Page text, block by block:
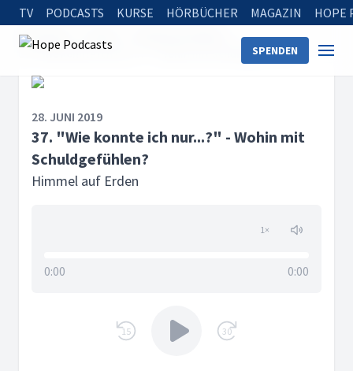
TV PODCASTS KURSE HÖRBÜCHER MAGAZIN HOPE
SPENDEN
Startseite
37. "Wie konnte ich nur...?" - Wohin mit Schuldgefühlen?
28. JUNI 2019
37. "Wie konnte ich nur...?" - Wohin mit
Schuldgefühlen?
Himmel auf Erden
1×
0:00 0:00
15 30